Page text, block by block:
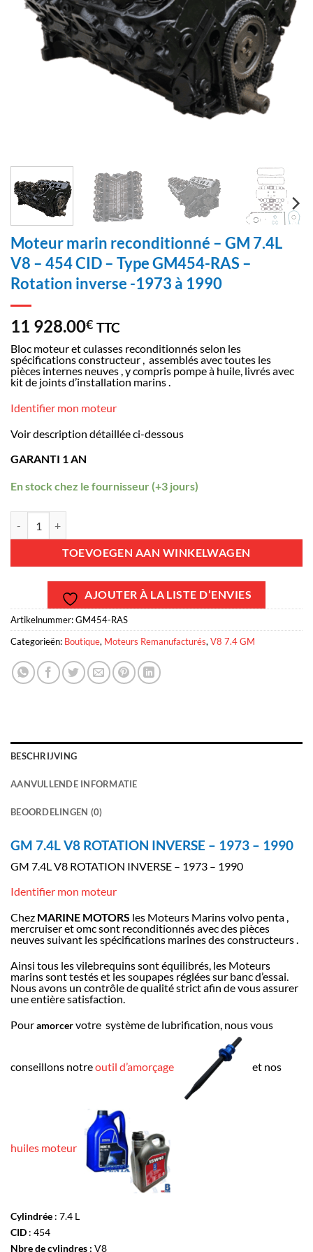
Moteur marin reconditionné – GM 7.4L
V8 – 454 CID – Type GM454-RAS –
Rotation inverse -1973 à 1990
11 928.00€ TTC
Bloc moteur et culasses reconditionnés selon les
spécifications constructeur , assemblés avec toutes les
pièces internes neuves , y compris pompe à huile, livrés avec
kit de joints d’installation marins .
Identifier mon moteur
Voir description détaillée ci-dessous
GARANTI 1 AN
En stock chez le fournisseur (+3 jours)
TOEVOEGEN AAN WINKELWAGEN
AJOUTER À LA LISTE D’ENVIES
Artikelnummer:GM454-RAS
Categorieën: Boutique, Moteurs Remanufacturés, V8 7.4 GM
BESCHRIJVING
AANVULLENDE INFORMATIE
BEOORDELINGEN (0)
GM 7.4L V8 ROTATION INVERSE – 1973 – 1990
GM 7.4L V8 ROTATION INVERSE – 1973 – 1990
Identifier mon moteur
Chez MARINE MOTORS les Moteurs Marins volvo penta ,
mercruiser et omc sont reconditionnés avec des pièces
neuves suivant les spécifications marines des constructeurs .
Ainsi tous les vilebrequins sont équilibrés, les Moteurs
marins sont testés et les soupapes réglées sur banc d’essai.
Nous avons un contrôle de qualité strict afin de vous assurer
une entière satisfaction.
Pouramorcervotre système de lubrification, nous vous
conseillons notreoutil d’amorçage et nos
huiles moteur
Cylindrée : 7.4 L
CID : 454
Nbre de cylindres : V8